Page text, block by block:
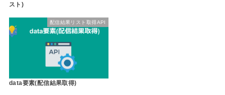
スト)
配信結果リスト取得API
data要素(配信結果取得)